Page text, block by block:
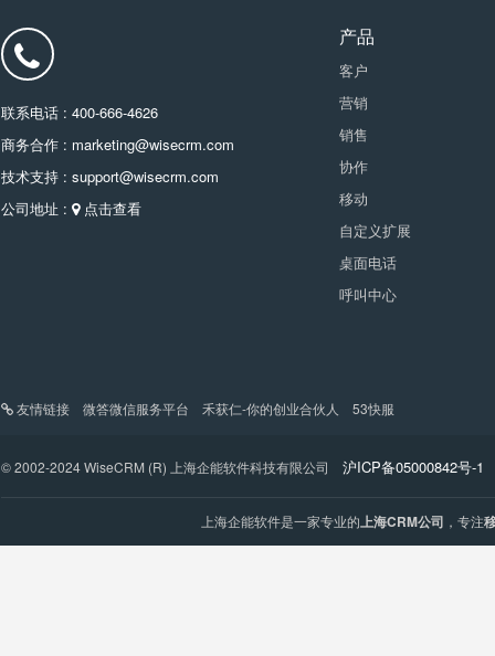
联系电话 : 400-666-4626
商务合作 : marketing@wisecrm.com
技术支持 : support@wisecrm.com
公司地址 :
点击查看
产品
客户
营销
销售
协作
移动
自定义扩展
桌面电话
呼叫中心
友情链接 微答微信服务平台 禾获仁-你的创业合伙人 53快服
© 2002-2024 WiseCRM (R) 上海企能软件科技有限公司 沪ICP备05000842号-1
上海企能软件是一家专业的上海CRM公司 ，专注